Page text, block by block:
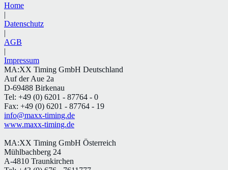
Home
|
Datenschutz
|
AGB
|
Impressum
MA:XX Timing GmbH Deutschland
Auf der Aue 2a
D-69488 Birkenau
Tel: +49 (0) 6201 - 87764 - 0
Fax: +49 (0) 6201 - 87764 - 19
info@maxx-timing.de
www.maxx-timing.de
MA:XX Timing GmbH Österreich
Mühlbachberg 24
A-4810 Traunkirchen